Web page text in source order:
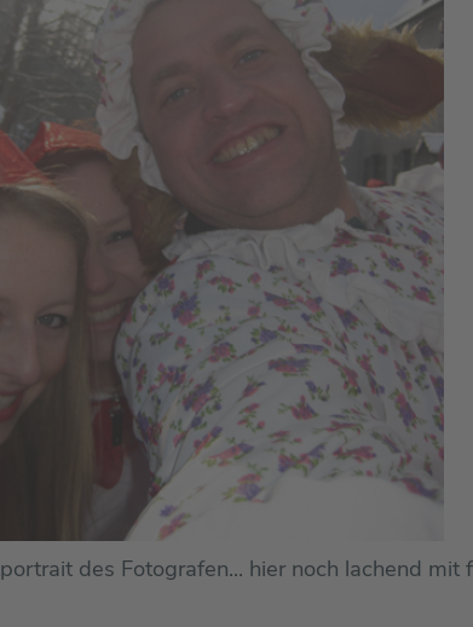
des Fotografen... hier noch lachend mit